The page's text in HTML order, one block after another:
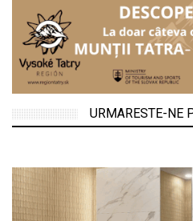
URMARESTE-NE